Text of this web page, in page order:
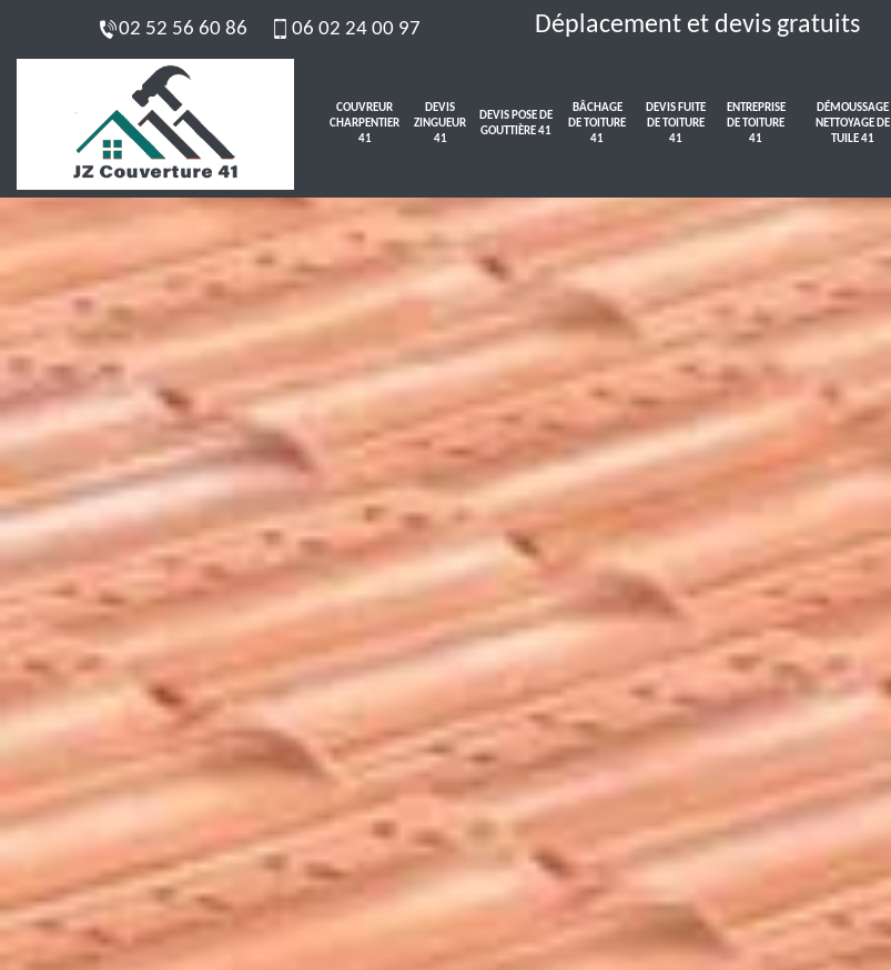
02 52 56 60 86 06 02 24 00 97 Déplacement et devis gratuits
COUVREUR
CHARPENTIER
41
DEVIS
ZINGUEUR
41
DEVIS POSE DE
GOUTTIÈRE 41
BÂCHAGE
DE TOITURE
41
DEVIS FUITE
DE TOITURE
41
ENTREPRISE
DE TOITURE
41
DÉMOUSSAGE
NETTOYAGE DE
TUILE 41